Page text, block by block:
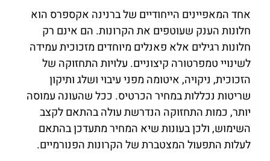
אחד המאפיינים הייחודיים של ברנינה אקספרס הוא
חלונות הענק שעוטפים את הקרונות. הם אינם רק
חלונות רגילים אלא פאנלים מיוחדים מזכוכית עמידה
לשינויי טמפרטורה קיצוניים. עלויות התחזוקה של
הזכוכית, ניקויה, איטומה מפני עיבוי ושלג ותיקון
שריטות נכללות במחיר הכרטיס. ככל שהעונה עמוסה
יותר, כמות התחזוקה הנדרשת עולה בהתאם לקצב
השימוש, ולכן בעונות שיא המחיר מתעדכן בהתאם
לעלות התפעול המצטברת של הקרונות הפנורמיים.